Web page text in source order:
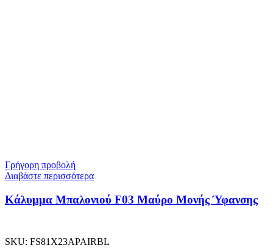
Γρήγορη προβολή
Διαβάστε περισσότερα
Κάλυμμα Μπαλονιού F03 Μαύρο Μονής Ύφανσης
SKU: FS81X23APAIRBL